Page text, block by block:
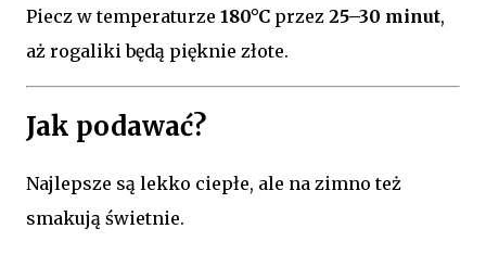
Piecz w temperaturze 180°C przez 25–30 minut,
aż rogaliki będą pięknie złote.
Jak podawać?
Najlepsze są lekko ciepłe, ale na zimno też
smakują świetnie.